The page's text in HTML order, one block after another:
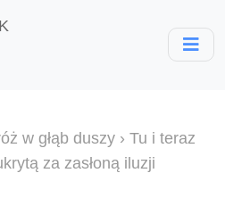
w głąb duszy › Tu i teraz
za zasłoną iluzji